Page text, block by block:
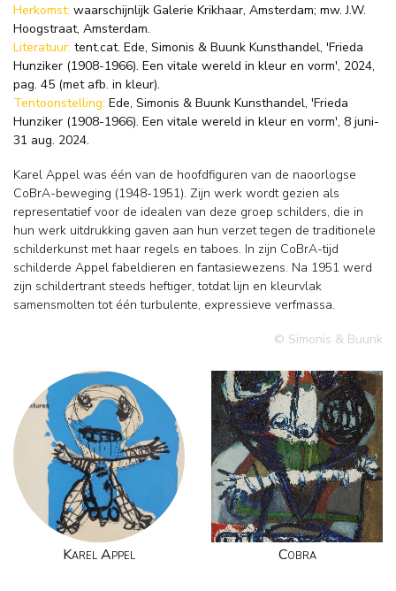
Herkomst: waarschijnlijk Galerie Krikhaar, Amsterdam; mw. J.W.
Hoogstraat, Amsterdam.
Literatuur: tent.cat. Ede, Simonis & Buunk Kunsthandel, 'Frieda
Hunziker (1908-1966). Een vitale wereld in kleur en vorm', 2024,
pag. 45 (met afb. in kleur).
Tentoonstelling: Ede, Simonis & Buunk Kunsthandel, 'Frieda
Hunziker (1908-1966). Een vitale wereld in kleur en vorm', 8 juni-
31 aug. 2024.
Karel Appel was één van de hoofdfiguren van de naoorlogse
CoBrA-beweging (1948-1951). Zijn werk wordt gezien als
representatief voor de idealen van deze groep schilders, die in
hun werk uitdrukking gaven aan hun verzet tegen de traditionele
schilderkunst met haar regels en taboes. In zijn CoBrA-tijd
schilderde Appel fabeldieren en fantasiewezens. Na 1951 werd
zijn schildertrant steeds heftiger, totdat lijn en kleurvlak
samensmolten tot één turbulente, expressieve verfmassa.
© Simonis & Buunk
Karel Appel Cobra